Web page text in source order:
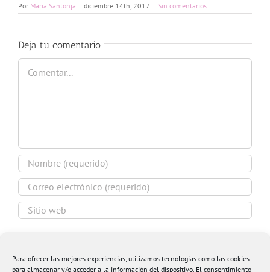
Para ofrecer las mejores experiencias, utilizamos tecnologías como las cookies
para almacenar y/o acceder a la información del dispositivo. El consentimiento
Por Maria Santonja | diciembre 14th, 2017 | Sin comentarios
Deja tu comentario
Comentar
navegador para la próxima vez que comente.